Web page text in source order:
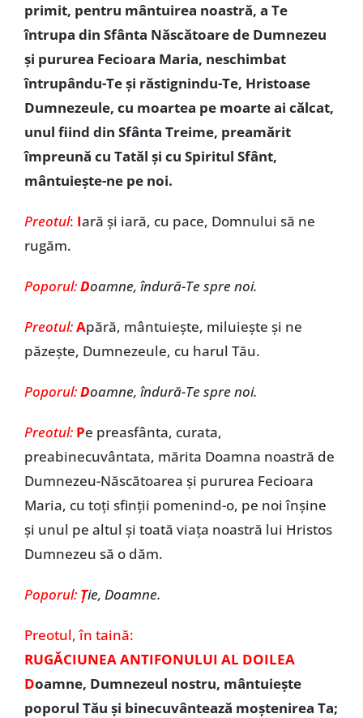
primit, pentru mântuirea noastră, a Te
întrupa din Sfânta Născătoare de Dumnezeu
și pururea Fecioara Maria, neschimbat
întrupându-Te și răstignindu-Te, Hristoase
Dumnezeule, cu moartea pe moarte ai călcat,
unul fiind din Sfânta Treime, preamărit
împreună cu Tatăl și cu Spiritul Sfânt,
mântuiește-ne pe noi.
Preotul: Iară și iară, cu pace, Domnului să ne
rugăm.
Poporul:Doamne, îndură-Te spre noi.
Preotul:Apără, mântuiește, miluiește și ne
păzește, Dumnezeule, cu harul Tău.
Poporul:Doamne, îndură-Te spre noi.
Preotul: Pe preasfânta, curata,
preabinecuvântata, mărita Doamna noastră de
Dumnezeu-Născătoarea și pururea Fecioara
Maria, cu toți sfinții pomenind-o, pe noi înșine
și unul pe altul și toată viața noastră lui Hristos
Dumnezeu să o dăm.
Poporul: Ție, Doamne.
Preotul, în taină:
RUGĂCIUNEA ANTIFONULUI AL DOILEA
Doamne, Dumnezeul nostru, mântuiește
poporul Tău și binecuvântează moștenirea Ta;